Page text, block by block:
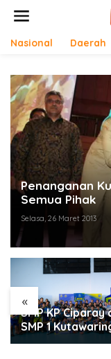
Nasional Daerah
Penanganan
Semua Pihak
Selasa, 26 Maret 2013
«
Kota Tangerang
Masuk 6 Besar